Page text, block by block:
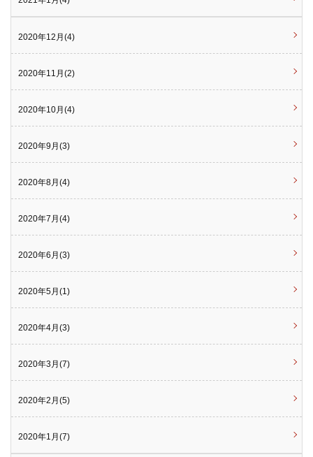
2020年12月(4)
2020年11月(2)
2020年10月(4)
2020年9月(3)
2020年8月(4)
2020年7月(4)
2020年6月(3)
2020年5月(1)
2020年4月(3)
2020年3月(7)
2020年2月(5)
2020年1月(7)